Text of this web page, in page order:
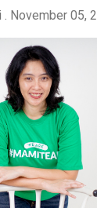
. November 05,